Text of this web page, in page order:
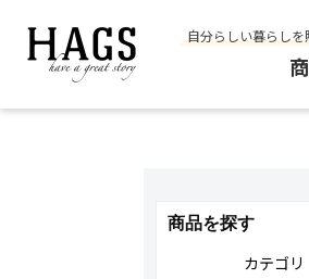
自分らしい暮らし
商品を探す
カテゴリ